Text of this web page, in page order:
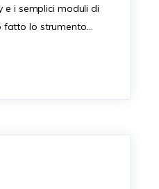
e i semplici moduli di
fatto lo strumento…